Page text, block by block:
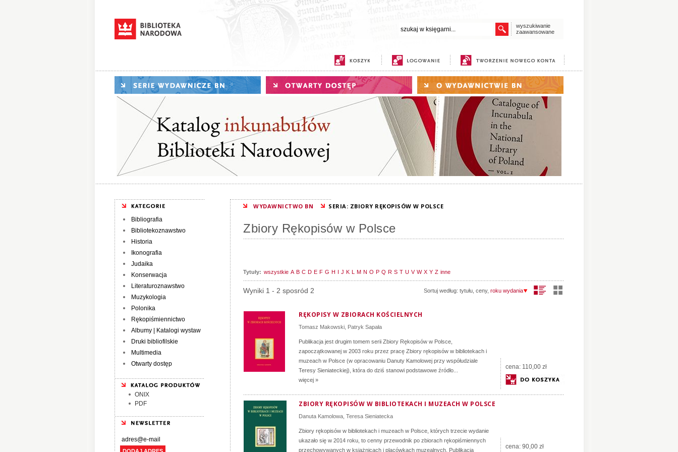
wyszukiwanie
zaawansowane
Bibliografia
Bibliotekoznawstwo
Historia
Ikonografia
Judaika
Konserwacja
Literaturoznawstwo
Muzykologia
Polonika
Rękopiśmiennictwo
Albumy | Katalogi wystaw
Druki bibliofilskie
Multimedia
Otwarty dostęp
ONIX
PDF
WYDAWNICTWO BN SERIA: ZBIORY RĘKOPISÓW W POLSCE
Zbiory Rękopisów w Polsce
Tytuły: wszystkie A B C D E F G H I J K L M N O P Q R S T U V W X Y Z inne
Sortuj według: tytułu ceny, roku wydania
Wyniki 1 - 2 sposród 2
RĘKOPISY W ZBIORACH KOŚCIELNYCH
Tomasz Makowski Patryk Sapała
Publikacja jest drugim tomem serii Zbiory Rękopisów w Polsce,
zapoczątkowanej w 2003 roku przez pracę Zbiory rękopisów w bibliotekach i
muzeach w Polsce (w opracowaniu Danuty Kamolowej przy współudziale
Teresy Sieniateckiej), która do dziś stanowi podstawowe źródło...
więcej »
cena: 110,00 zł
ZBIORY RĘKOPISÓW W BIBLIOTEKACH I MUZEACH W POLSCE
Danuta Kamolowa Teresa Sieniatecka
Zbiory rękopisów w bibliotekach i muzeach w Polsce, których trzecie wydanie
ukazało się w 2014 roku, to cenny przewodnik po zbiorach rękopiśmiennych
przechowywanych w książnicach i placówkach muzealnych. Publikacja
cena: 90,00 zł